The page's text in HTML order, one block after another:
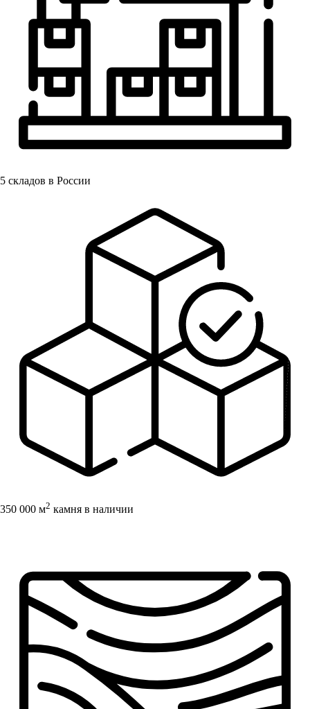
5 складов в России
350 000 м2 камня в наличии